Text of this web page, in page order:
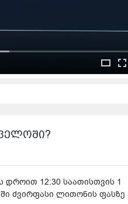
12:30 საათისთვის 1
ძვირფასი ლითონის ფასზე